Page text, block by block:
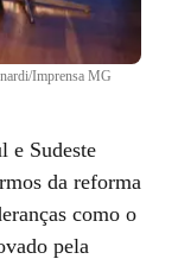
Imprensa MG
e Sudeste
da reforma
como o
pela